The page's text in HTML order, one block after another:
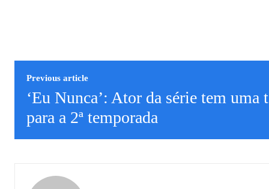
Previous article
‘Eu Nunca’: Ator da série tem
para a 2ª temporada